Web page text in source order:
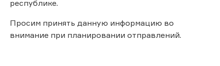
республике.
Просим принять данную информацию во
внимание при планировании отправлений.